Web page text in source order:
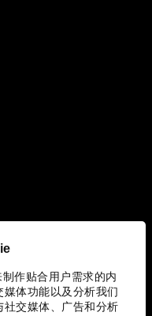
作贴合用户需求的内
体功能以及分析我们
社交媒体、广告和分析